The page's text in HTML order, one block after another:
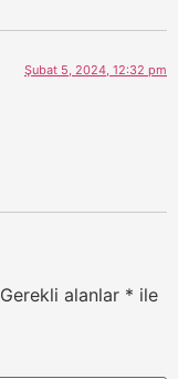
Şubat 5, 2024, 12:32 pm
Gerekli alanlar * ile